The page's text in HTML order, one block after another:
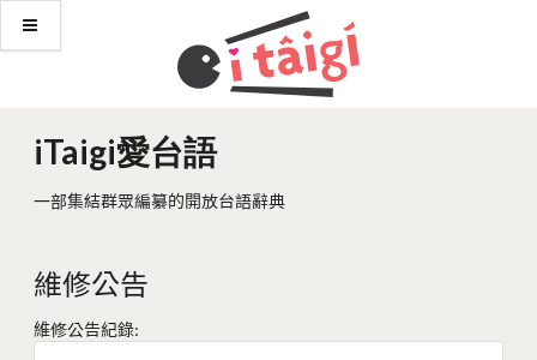
iTaigi愛台語
一部集結群眾編纂的開放台語辭典
維修公告
維修公告紀錄: